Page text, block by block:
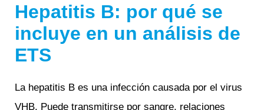
Hepatitis B: por qué se
incluye en un análisis de
ETS
La hepatitis B es una infección causada por el virus
VHB. Puede transmitirse por sangre, relaciones